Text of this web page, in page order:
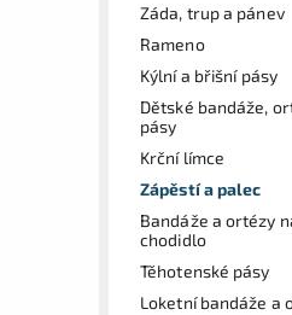
Záda, trup a pánev
Rameno
Kýlní a břišní pásy
Dětské bandáže,
pásy
Krční límce
Zápěstí a palec
Bandáže a ortézy
chodidlo
Těhotenské pásy
Loketní bandáže a